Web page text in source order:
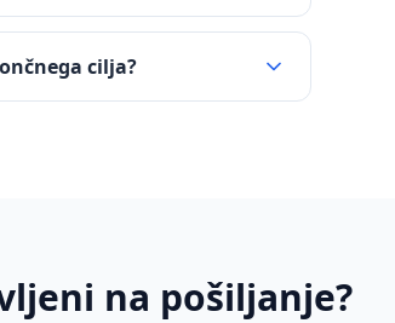
cilja?
na pošiljanje?